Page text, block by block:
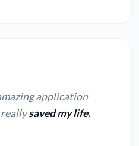
application
reallysaved my life.